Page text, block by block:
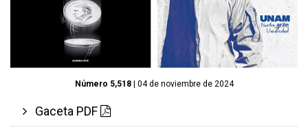
Número 5,518| 04 de noviembre de 2024
Gaceta PDF